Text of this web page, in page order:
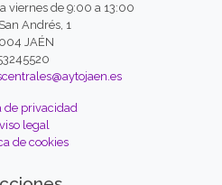
viernes de 9:00 a 13:00
Andrés, 1
JAÉN
de privacidad
legal
de cookies